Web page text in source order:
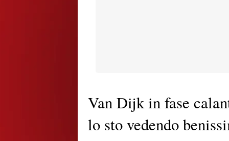
Van Dijk in fase
lo sto vedendo